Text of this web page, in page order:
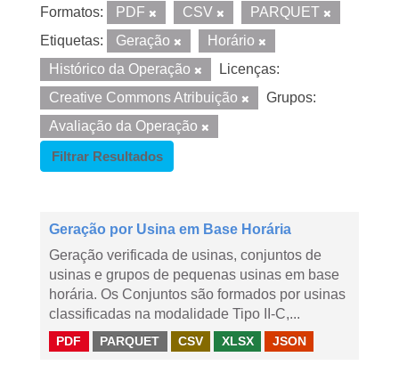
Formatos: PDF CSV
PARQUET
Etiquetas:
Geração
Horário
Histórico da Operação
Licenças:
Creative Commons Atribuição
Grupos:
Avaliação da Operação
Filtrar Resultados
Geração por Usina em Base Horária
Geração verificada de usinas, conjuntos de
usinas e grupos de pequenas usinas em base
horária. Os Conjuntos são formados por usinas
classificadas na modalidade Tipo II-C,...
PDF PARQUET CSV XLSX JSON